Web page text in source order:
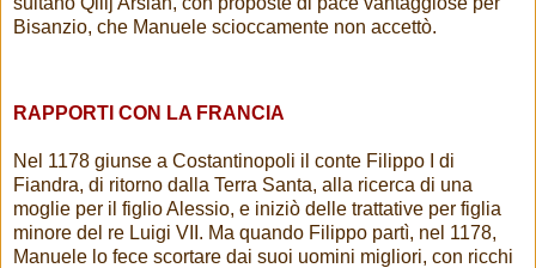
Bisanzio, che Manuele scioccamente non accettò.
RAPPORTI CON LA FRANCIA
Nel 1178 giunse a Costantinopoli il conte Filippo I di
Fiandra, di ritorno dalla Terra Santa, alla ricerca di una
moglie per il figlio Alessio, e iniziò delle trattative per figlia
minore del re Luigi VII. Ma quando Filippo partì, nel 1178,
Manuele lo fece scortare dai suoi uomini migliori, con ricchi